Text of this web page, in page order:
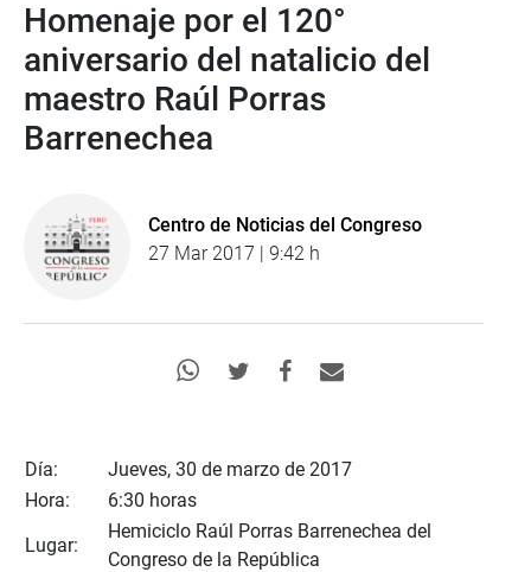
Homenaje por el 120°
aniversario del natalicio del
maestro Raúl Porras
Barrenechea
Centro de Noticias del Congreso
27 Mar 2017 | 9:42 h
Día:
Jueves, 30 de marzo de 2017
Hora:
6:30 horas
Lugar:
Hemiciclo Raúl Porras Barrenechea del
Congreso de la República